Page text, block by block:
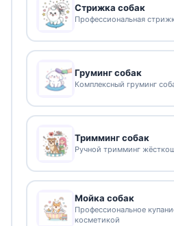
Стрижка собак
Профессиональная
Груминг собак
Комплексный груминг
Тримминг собак
Ручной тримминг
Мойка собак
Профессиональное
косметикой